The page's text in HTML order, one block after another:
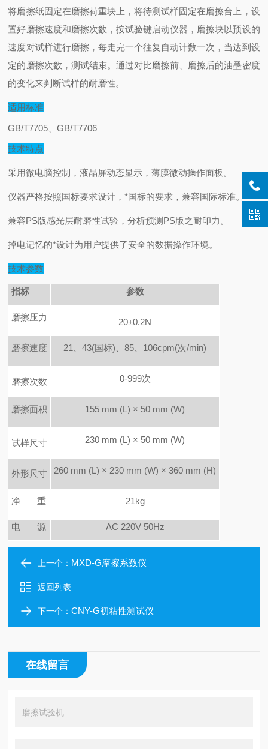
将磨擦纸固定在磨擦荷重块上，将待测试样固定在磨擦台上，设
置好磨擦速度和磨擦次数，按试验键启动仪器，磨擦块以预设的
速度对试样进行磨擦，每走完一个往复自动计数一次，当达到设
定的磨擦次数，测试结束。通过对比磨擦前、磨擦后的油墨密度
的变化来判断试样的耐磨性。
适用标准
GB/T7705 、GB/T7706
技术特点
采用微电脑控制，液晶屏动态显示，薄膜微动操作面板 。
仪器严格按照国标要求设计，*国标的要求，兼容国际标准。
兼容PS版感光层耐磨性试验，分析预测PS版之耐印力 。
掉电记忆的*设计为用户提供了安全的数据操作环境。
技术参数
指标 参数
磨擦压力 20±0.2N
磨擦速度 21 、43(国标)、85、106cpm(次/min)
磨擦次数 0-999次
磨擦面积 155 mm (L) × 50 mm (W)
试样尺寸 230 mm (L) × 50 mm (W)
外形尺寸 260 mm (L) × 230 mm (W) × 360 mm (H)
净 重 21kg
电 源 AC 220V 50Hz
上一个： MXD-G摩擦系数仪
返回列表
下一个：CNY-G初粘性测试仪
在线留言